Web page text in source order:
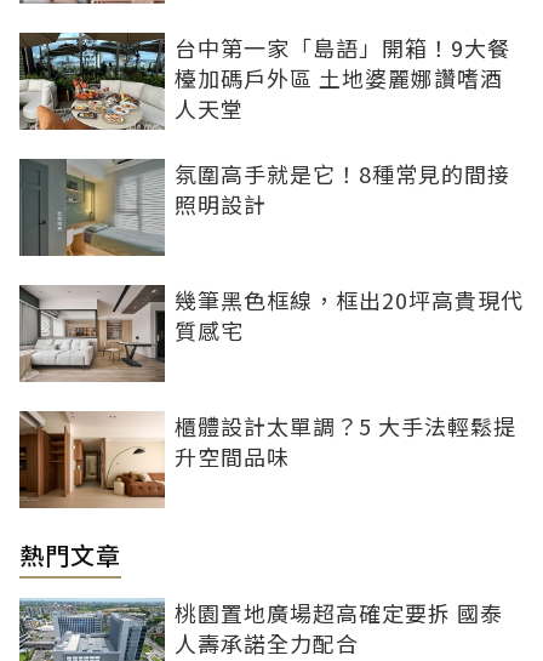
台中第一家「島語」開箱！9大餐
檯加碼戶外區 土地婆麗娜讚嗜酒
人天堂
氛圍高手就是它！8種常見的間接
照明設計
幾筆黑色框線，框出20坪高貴現代
質感宅
櫃體設計太單調？5 大手法輕鬆提
升空間品味
熱門文章
桃園置地廣場超高確定要拆 國泰
人壽承諾全力配合